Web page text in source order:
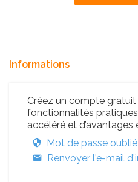
Informations
Créez un compte
fonctionnalités
accéléré et d’avantages
Mot de passe
Renvoyer l'e-mail